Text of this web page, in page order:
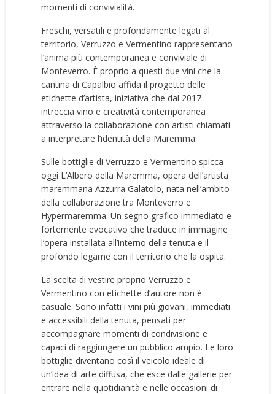
momenti di convivialità.
Freschi, versatili e profondamente legati al
territorio, Verruzzo e Vermentino rappresentano
l’anima più contemporanea e conviviale di
Monteverro. È proprio a questi due vini che la
cantina di Capalbio affida il progetto delle
etichette d’artista, iniziativa che dal 2017
intreccia vino e creatività contemporanea
attraverso la collaborazione con artisti chiamati
a interpretare l’identità della Maremma.
Sulle bottiglie di Verruzzo e Vermentino spicca
oggi L’Albero della Maremma, opera dell’artista
maremmana Azzurra Galatolo, nata nell’ambito
della collaborazione tra Monteverro e
Hypermaremma. Un segno grafico immediato e
fortemente evocativo che traduce in immagine
l’opera installata all’interno della tenuta e il
profondo legame con il territorio che la ospita.
La scelta di vestire proprio Verruzzo e
Vermentino con etichette d’autore non è
casuale. Sono infatti i vini più giovani, immediati
e accessibili della tenuta, pensati per
accompagnare momenti di condivisione e
capaci di raggiungere un pubblico ampio. Le loro
bottiglie diventano così il veicolo ideale di
un’idea di arte diffusa, che esce dalle gallerie per
entrare nella quotidianità e nelle occasioni di